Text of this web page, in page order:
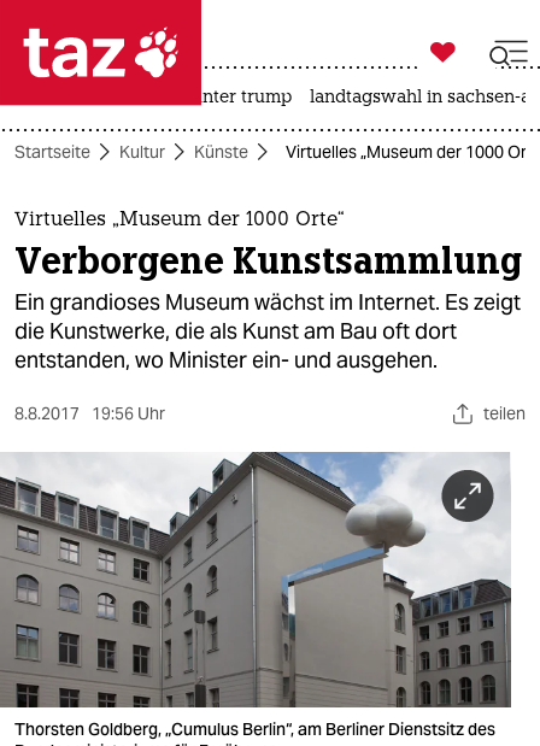
 taz zahl ich
taz zahl ich
themen
politik
öko
sport
berlin
nord
wahrheit
verlag

taz zahl ich
usa unter trump landtagswahl in sachsen-
Startseite Kultur Künste Virtuelles „Museum der 1000
Virtuelles „Museum der 1000 Orte“
Verborgene Kunstsammlung
Ein grandioses Museum wächst im Internet. Es zeigt
die Kunstwerke, die als Kunst am Bau oft dort
entstanden, wo Minister ein- und ausgehen.
8.8.2017 19:56 Uhr teilen
Thorsten Goldberg, „Cumulus Berlin“, am Berliner Dienstsitz des